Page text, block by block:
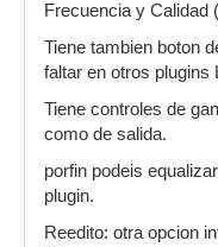
Frecuencia y Calidad
Tiene tambien boton
faltar en otros plugins
Tiene controles de
como de salida.
porfin podeis
plugin.
Reedito: otra opcion